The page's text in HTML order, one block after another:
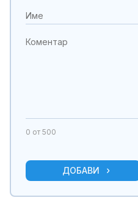
0 от 500
ДОБАВИ